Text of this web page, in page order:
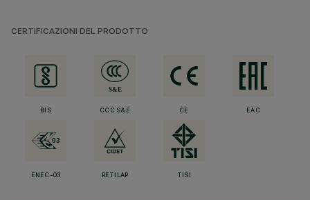
CERTIFICAZIONI DEL PRODOTTO
BIS CCC S&E CE EAC
ENEC-03 RETILAP TISI